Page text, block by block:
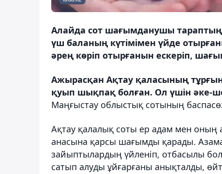
Алайда сот шағымданушы
үш баланың күтімімен үйде
әрең көріп отырғанын ескеріп,
Ажырасқан Ақтау қаласының
қуып шықпақ болған. Ол үшін әке-
Маңғыстау облыстық сотының
Ақтау қалалық соты ер адам мен
анасына қарсы шағымды қарады.
зайыптылардың үйленіп, отбасылы
сатып алуды ұйғарғаны анықталды,